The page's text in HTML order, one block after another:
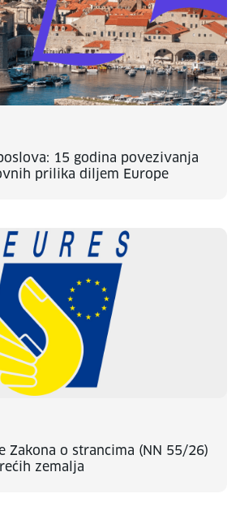
15 godina povezivanja
prilika diljem Europe
Zakona o strancima (NN 55/26)
zemalja